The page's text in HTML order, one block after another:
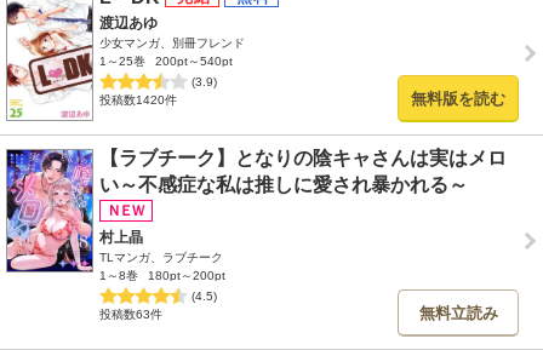
渡辺あゆ
少女マンガ、別冊フレンド
1～25巻
200pt～540pt
(3.9)
投稿数1420件
無料版を読む
【ラブチーク】となりの陰キャさんは実はメロ
い～不感症な私は推しに愛され暴かれる～
村上晶
TLマンガ、ラブチーク
1～8巻
180pt～200pt
(4.5)
投稿数63件
無料立読み